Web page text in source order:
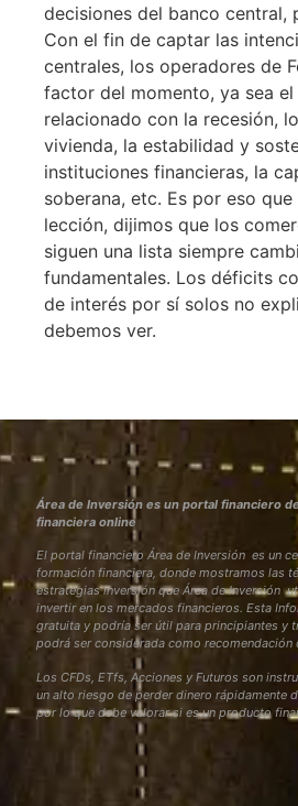
decisiones del banco central,
Con el fin de captar las
centrales, los operadores de
factor del momento, ya sea el
relacionado con la recesión,
vivienda, la estabilidad y
instituciones financieras, la
soberana, etc. Es por eso
lección, dijimos que los
siguen una lista siempre
fundamentales. Los déficits
de interés por sí solos no
debemos ver.
Área de Inversión es un portal financiero
financiera online
El portal financiero Área de Inversión es un
formación financiera, donde mostramos las
estrategias inversión que Área de Inversión
invertir en los mercados financieros. Esta
gratuita y podría ser útil para principiantes y
podrá ser considerada como recomendación
Los CFDs, ETfs, Acciones y Futuros son
un alto riesgo de perder dinero rápidamente
por lo que debe valorar si es un producto